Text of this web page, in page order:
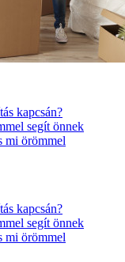
kapcsán?
segít önnek
mi örömmel
kapcsán?
segít önnek
mi örömmel